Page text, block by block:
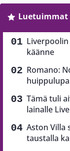
Luetuimmat
käänne
Romano:
Tämä tuli
lainalle
Aston Villa
taustalla